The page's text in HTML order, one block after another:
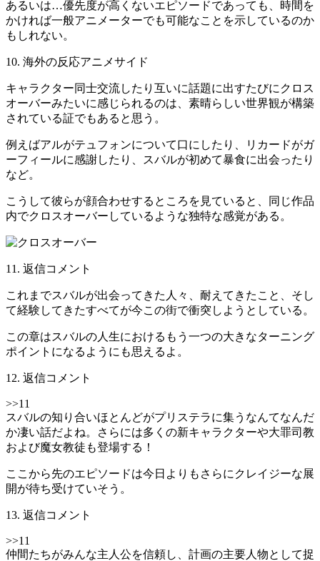
あるいは…優先度が高くないエピソードであっても、時間を
かければ一般アニメーターでも可能なことを示しているのか
もしれない。
10. 海外の反応アニメサイド
キャラクター同士交流したり互いに話題に出すたびにクロス
オーバーみたいに感じられるのは、素晴らしい世界観が構築
されている証でもあると思う。
例えばアルがテュフォンについて口にしたり、リカードがガ
ーフィールに感謝したり、スバルが初めて暴食に出会ったり
など。
こうして彼らが顔合わせするところを見ていると、同じ作品
内でクロスオーバーしているような独特な感覚がある。
11. 返信コメント
これまでスバルが出会ってきた人々、耐えてきたこと、そし
て経験してきたすべてが今この街で衝突しようとしている。
この章はスバルの人生におけるもう一つの大きなターニング
ポイントになるようにも思えるよ。
12. 返信コメント
>>11
スバルの知り合いほとんどがプリステラに集うなんてなんだ
か凄い話だよね。さらには多くの新キャラクターや大罪司教
および魔女教徒も登場する！
ここから先のエピソードは今日よりもさらにクレイジーな展
開が待ち受けていそう。
13. 返信コメント
>>11
仲間たちがみんな主人公を信頼し、計画の主要人物として捉